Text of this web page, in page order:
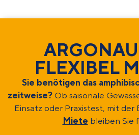
FLEXIBEL
Sie benötigen das
zeitweise? Ob saisonale
Einsatz oder Praxistest, mit der
Miete bleiben Sie